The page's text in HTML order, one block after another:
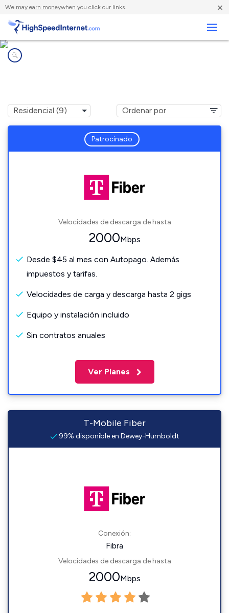
We may earn moneywhen you click our links. ×
Patrocinado
Velocidades de descarga de hasta
2000Mbps
Desde $45 al mes con Autopago. Además
impuestos y tarifas.
Velocidades de carga y descarga hasta 2 gigs
Equipo y instalación incluido
Sin contratos anuales
Ver Planes
T-Mobile Fiber
99% disponible en Dewey-Humboldt
Conexión:
Fibra
Velocidades de descarga de hasta
2000Mbps